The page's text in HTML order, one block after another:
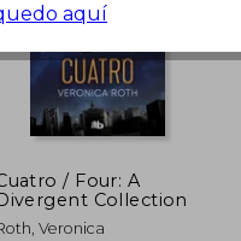
/ Four: A
Collection
Veronica
aquí